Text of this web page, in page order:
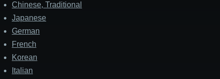
Chinese, Traditional
Japanese
German
French
Korean
Italian